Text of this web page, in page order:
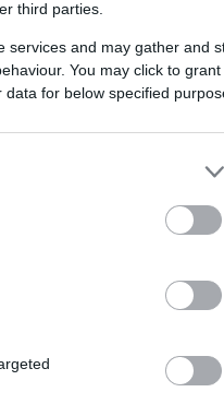
third parties.
services and may gather and
You may click to
for below specified
σουτ
έφυγε
Οι